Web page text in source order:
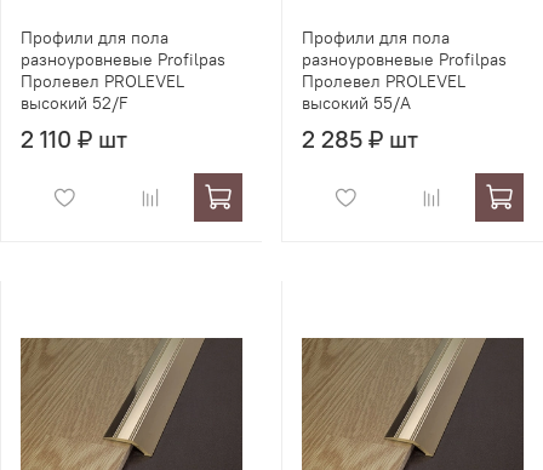
Профили для пола
разноуровневые Profilpas
Пролевел PROLEVEL
высокий 52/F
2 110 ₽ шт
Профили для пола
разноуровневые Profilpas
Пролевел PROLEVEL
высокий 55/A
2 285 ₽ шт